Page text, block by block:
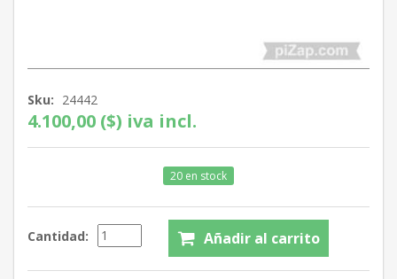
Sku: 24442
4.100,00 ($) iva incl.
20 en stock
Cantidad: